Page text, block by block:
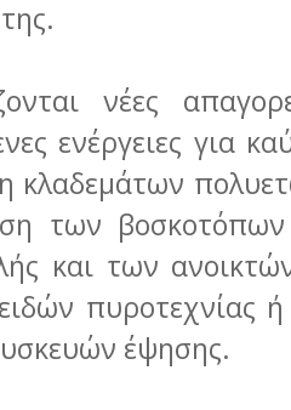
νέες
ενέργειες για
κλαδεμάτων
των
και των
πυροτεχνίας
έψησης.